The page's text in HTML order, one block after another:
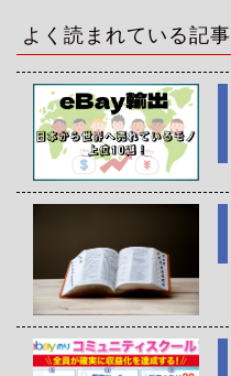
ブ
よく読まれている記事